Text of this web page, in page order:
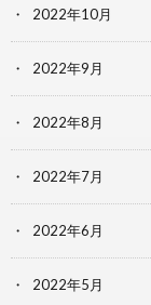
2022年10月
2022年9月
2022年8月
2022年7月
2022年6月
2022年5月